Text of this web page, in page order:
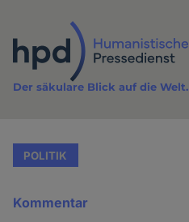
Inhalt
Der säkulare Blick auf die Welt.
POLITIK
Kommentar